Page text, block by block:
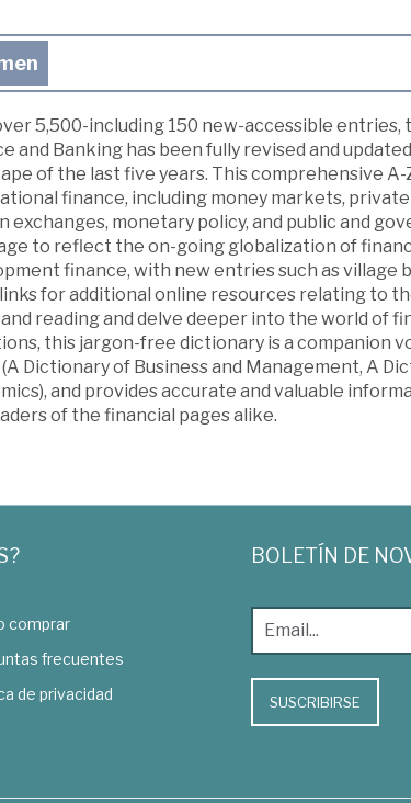
5,500-including 150 new-accessible
and Banking has been fully revised and
of the last five years. This comprehensive
finance, including money markets,
exchanges, monetary policy, and public and
to reflect the on-going globalization of
finance, with new entries such as village
for additional online resources relating to
reading and delve deeper into the world of
this jargon-free dictionary is a companion
Dictionary of Business and Management, A
and provides accurate and valuable
of the financial pages alike.
comprar
frecuentes
de privacidad
BOLETÍN DE
SUSCRIBIRSE